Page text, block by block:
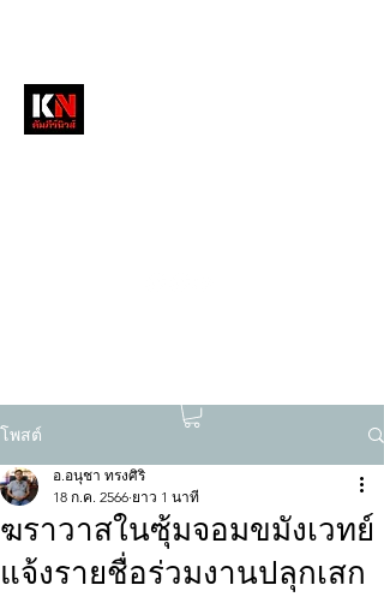
โพสต์
ฆราวาสในซุ้มจอมขมังเวทย์
แจ้งรายชื่อร่วมงานปลุกเสก
อ.อนุชา ทรงศิริ
18 ก.ค. 2566 ยาว 1 นาที